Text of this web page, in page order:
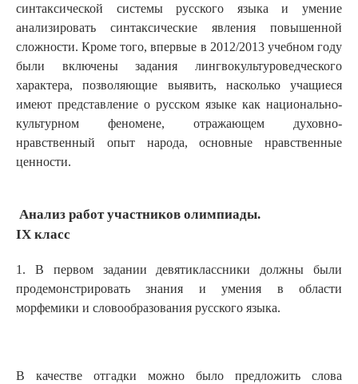
синтаксической системы русского языка и умение
анализировать синтаксические явления повышенной
сложности. Кроме того, впервые в 2012/2013 учебном году
были включены задания лингвокультуроведческого
характера, позволяющие выявить, насколько учащиеся
имеют представление о русском языке как национально-
культурном феномене, отражающем духовно-
нравственный опыт народа, основные нравственные
ценности.
Анализ работ участников олимпиады.
IX класс
1. В первом задании девятиклассники должны были
продемонстрировать знания и умения в области
морфемики и словообразования русского языка.
В качестве отгадки можно было предложить слова